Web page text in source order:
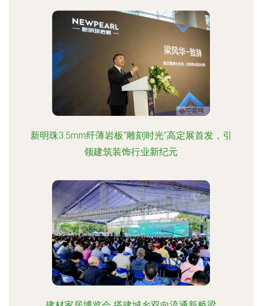
新明珠3.5mm纤薄岩板“雕刻时光”高定展首发，引
领建筑装饰行业新纪元